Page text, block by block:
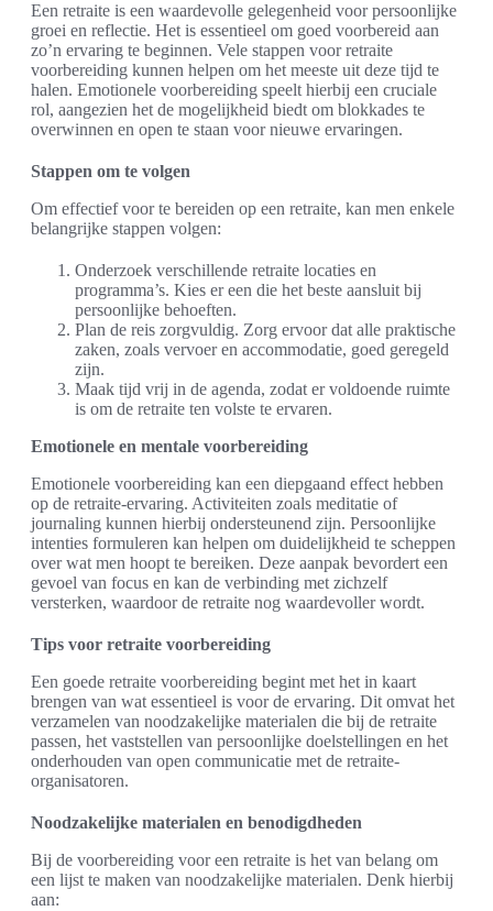
Een retraite is een waardevolle gelegenheid voor persoonlijke
groei en reflectie. Het is essentieel om goed voorbereid aan
zo’n ervaring te beginnen. Vele stappen voor retraite
voorbereiding kunnen helpen om het meeste uit deze tijd te
halen. Emotionele voorbereiding speelt hierbij een cruciale
rol, aangezien het de mogelijkheid biedt om blokkades te
overwinnen en open te staan voor nieuwe ervaringen.
Stappen om te volgen
Om effectief voor te bereiden op een retraite, kan men enkele
belangrijke stappen volgen:
Onderzoek verschillende retraite locaties en
programma’s. Kies er een die het beste aansluit bij
persoonlijke behoeften.
Plan de reis zorgvuldig. Zorg ervoor dat alle praktische
zaken, zoals vervoer en accommodatie, goed geregeld
zijn.
Maak tijd vrij in de agenda, zodat er voldoende ruimte
is om de retraite ten volste te ervaren.
Emotionele en mentale voorbereiding
Emotionele voorbereiding kan een diepgaand effect hebben
op de retraite-ervaring. Activiteiten zoals meditatie of
journaling kunnen hierbij ondersteunend zijn. Persoonlijke
intenties formuleren kan helpen om duidelijkheid te scheppen
over wat men hoopt te bereiken. Deze aanpak bevordert een
gevoel van focus en kan de verbinding met zichzelf
versterken, waardoor de retraite nog waardevoller wordt.
Tips voor retraite voorbereiding
Een goede retraite voorbereiding begint met het in kaart
brengen van wat essentieel is voor de ervaring. Dit omvat het
verzamelen van noodzakelijke materialen die bij de retraite
passen, het vaststellen van persoonlijke doelstellingen en het
onderhouden van open communicatie met de retraite-
organisatoren.
Noodzakelijke materialen en benodigdheden
Bij de voorbereiding voor een retraite is het van belang om
een lijst te maken van noodzakelijke materialen. Denk hierbij
aan: